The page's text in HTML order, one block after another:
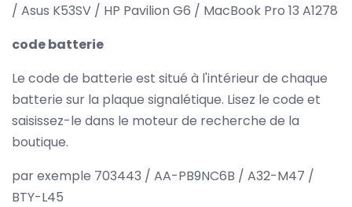
/ Asus K53SV / HP Pavilion G6 / MacBook Pro 13 A1278
code batterie
Le code de batterie est situé à l'intérieur de chaque
batterie sur la plaque signalétique. Lisez le code et
saisissez-le dans le moteur de recherche de la
boutique.
par exemple 703443 / AA-PB9NC6B / A32-M47 /
BTY-L45